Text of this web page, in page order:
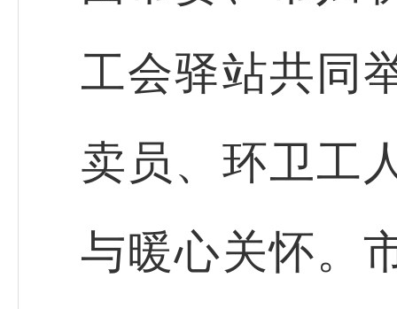
工会驿站共同
卖员、环卫工
与暖心关怀。